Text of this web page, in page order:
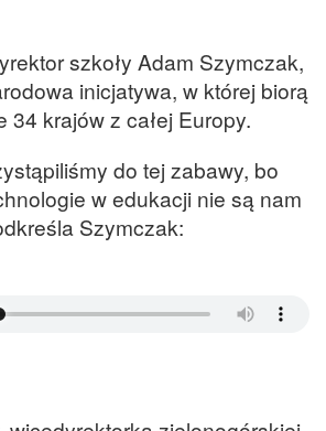
szkoły Adam Szymczak,
inicjatywa, w której biorą
34 krajów z całej Europy.
do tej zabawy, bo
w edukacji nie są nam
Szymczak: